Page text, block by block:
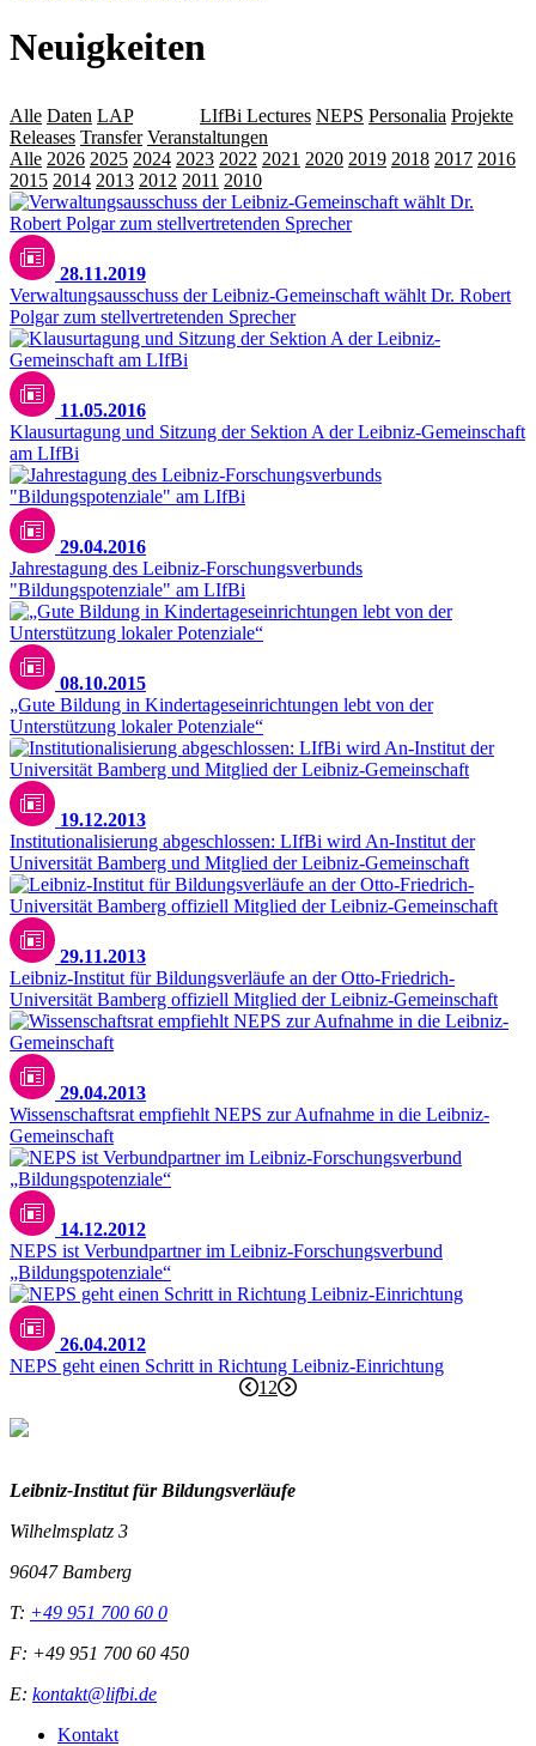
Neuigkeiten
Alle Daten LAP LIfBi Lectures NEPS Personalia Projekte
Releases Transfer Veranstaltungen
Alle 2026 2025 2024 2023 2022 2021 2020 2019 2018 2017 2016
2015 2014 2013 2012 2011 2010
28.11.2019
Verwaltungsausschuss der Leibniz-Gemeinschaft wählt Dr. Robert
Polgar zum stellvertretenden Sprecher
11.05.2016
Klausurtagung und Sitzung der Sektion A der Leibniz-Gemeinschaft
am LIfBi
29.04.2016
Jahrestagung des Leibniz-Forschungsverbunds
"Bildungspotenziale" am LIfBi
08.10.2015
„Gute Bildung in Kindertageseinrichtungen lebt von der
Unterstützung lokaler Potenziale“
19.12.2013
Institutionalisierung abgeschlossen: LIfBi wird An-Institut der
Universität Bamberg und Mitglied der Leibniz-Gemeinschaft
29.11.2013
Leibniz-Institut für Bildungsverläufe an der Otto-Friedrich-
Universität Bamberg offiziell Mitglied der Leibniz-Gemeinschaft
29.04.2013
Wissenschaftsrat empfiehlt NEPS zur Aufnahme in die Leibniz-
Gemeinschaft
14.12.2012
NEPS ist Verbundpartner im Leibniz-Forschungsverbund
„Bildungspotenziale“
26.04.2012
NEPS geht einen Schritt in Richtung Leibniz-Einrichtung
12
Leibniz-Institut für Bildungsverläufe
Wilhelmsplatz 3
96047 Bamberg
T: +49 951 700 60 0
F: +49 951 700 60 450
E: kontakt@lifbi.de
Kontakt